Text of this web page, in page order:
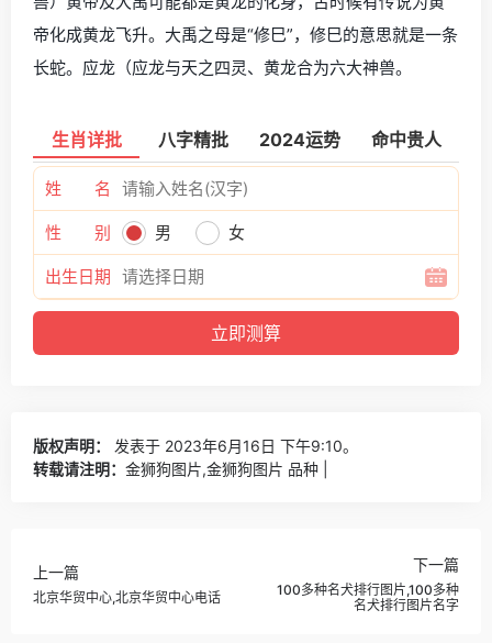
帝化成黄龙飞升。大禹之母是“修巳”，修巳的意思就是一条
长蛇。应龙（应龙与天之四灵、黄龙合为六大神兽。
生肖详批 八字精批 2024运势 命中贵人
姓 名
性 别 男 女
出生日期
版权声明：
发表于 2023年6月16日 下午9:10。
转载请注明： 金狮狗图片,金狮狗图片 品种 |
上一篇
北京华贸中心,北京华贸中心电话
下一篇
100多种名犬排行图片,100多种
名犬排行图片名字